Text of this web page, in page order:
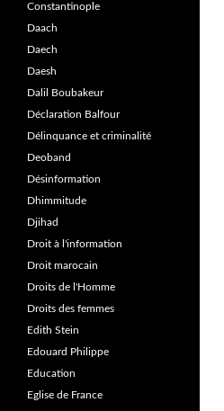
Constantinople
Daach
Daech
Daesh
Dalil Boubakeur
Déclaration Balfour
Délinquance et criminalité
Deoband
Désinformation
Dhimmitude
Djihad
Droit à l'information
Droit marocain
Droits de l'Homme
Droits des femmes
Edith Stein
Edouard Philippe
Education
Eglise de France